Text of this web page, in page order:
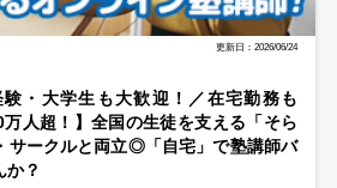
更新日：2026/06/24
験・大学生も大歓迎！／在宅勤務も
人超！】全国の生徒を支える「そら
サークルと両立◎「自宅」で塾講師バ
か？